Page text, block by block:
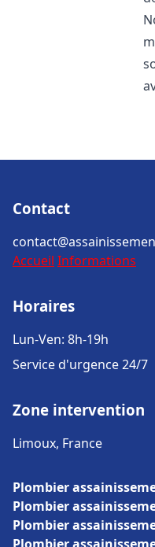
Contact
Accueil Informations
Horaires
Lun-Ven: 8h-19h
Service d'urgence 24/7
Zone intervention
Limoux, France
Plombier
Plombier
Plombier